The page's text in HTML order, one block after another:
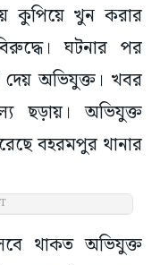
কুপিয়ে খুন করার
ঘটনার পর
দেয় অভিযুক্ত। খবর
ছড়ায়। অভিযুক্ত
বহরমপুর থানার
থাকত অভিযুক্ত